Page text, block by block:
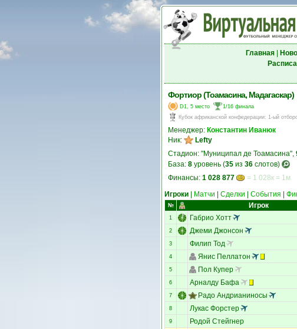
Главная|
Фортиор (Тоамасина, Мадагаскар)
D1, 5 место
1/16 финала
Кубок африканской конфедерации: 1-ый
Менеджер: Константин Иванюк
Ник:
Lefty
Стадион: "Муниципал де Тоамасина",
База: 8 уровень (35 из 36 слотов)
Финансы: 1 028 877 = 1 028к = 1м
Игроки Матчи Сделки События
№ Игрок
1 Габрио Хотт
2 Джеми Джонсон
3 Филип Тод
4 Янис Пеллатон
5 Пол Кyпер
6 Арналду Бафа
7 Радо Андрианиносы
8 Лукас Форстер
9 Родой Стейгнер